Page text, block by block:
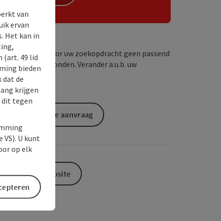
Wij hebben voor uw zoekopdracht geen passend
resultaat gevonden. Verander a.u.b. uw
zoekcriteria!
Vrijblijvende aanvraag
Naar de website
van
ervan
Het kan in
(art. 49 lid
bieden
dat de
krijgen
dit tegen
U kunt
op elk